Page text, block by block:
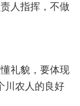
人指挥，不做
礼貌，要体现
川农人的良好